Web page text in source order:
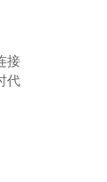
接
代